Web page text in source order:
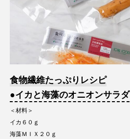
食物繊維たっぷりレシピ
●イカと海藻のオニオンサラダ
＜材料＞
イカ６０ｇ
海藻ＭＩＸ２０ｇ